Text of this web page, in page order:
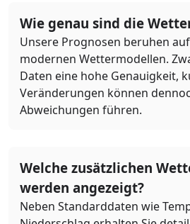
Wie genau sind die
Unsere Prognosen beruhen
modernen Wettermodellen.
Daten eine hohe Genauigkeit,
Veränderungen können
Abweichungen führen.
Welche zusätzlichen
werden angezeigt?
Neben Standarddaten wie